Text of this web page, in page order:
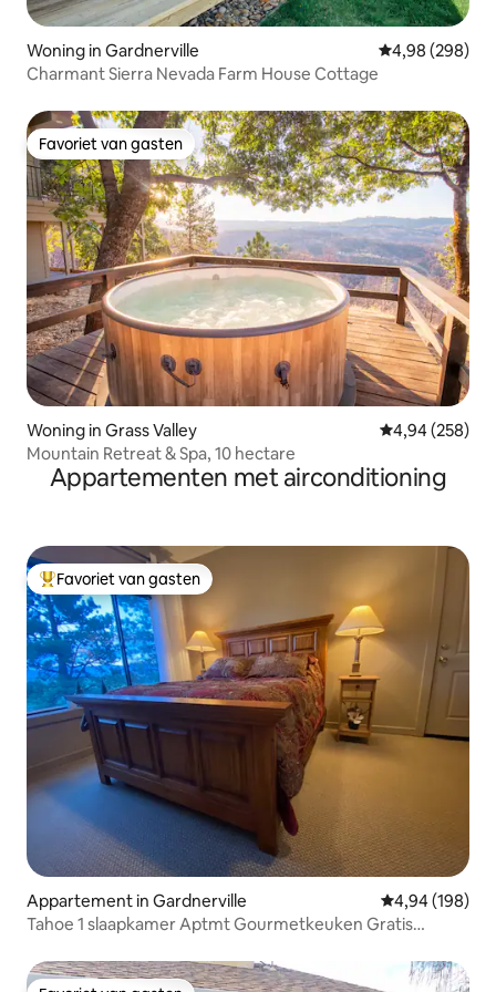
Woning in Gardnerville Gemiddelde
4,98 (298)
Charmant Sierra Nevada Farm House Cottage
Favoriet van gasten
Favoriet van gasten
Woning in Grass Valley Gemiddelde
4,94 (258)
Mountain Retreat & Spa, 10 hectare
Appartementen met airconditioning
Topfavoriet van gasten
Favoriet van gasten
Appartement in Gardnerville Gemiddelde
4,94 (198)
Tahoe 1 slaapkamer Aptmt Gourmetkeuken Gratis